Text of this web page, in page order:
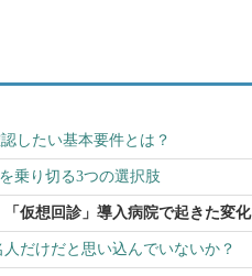
したい基本要件とは？
乗り切る3つの選択肢
仮想回診」導入病院で起きた変化
だけだと思い込んでいないか？